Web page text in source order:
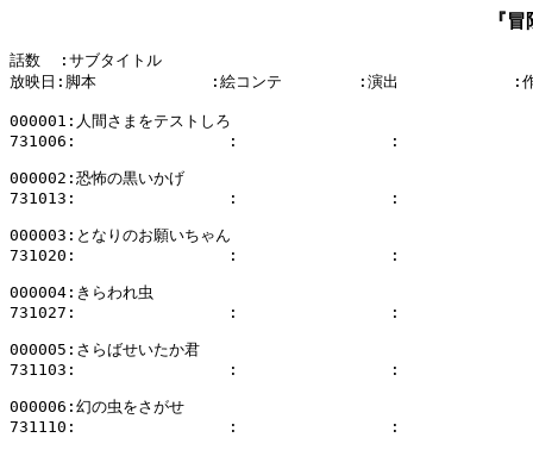
『
話数  :サブタイトル
放映日:脚本            :絵コンテ        :演出            :作
000001:人間さまをテストしろ
731006:                :                :
000002:恐怖の黒いかげ
731013:                :                :
000003:となりのお願いちゃん
731020:                :                :
000004:きらわれ虫
731027:                :                :
000005:さらばせいたか君
731103:                :                :
000006:幻の虫をさがせ
731110:                :                :